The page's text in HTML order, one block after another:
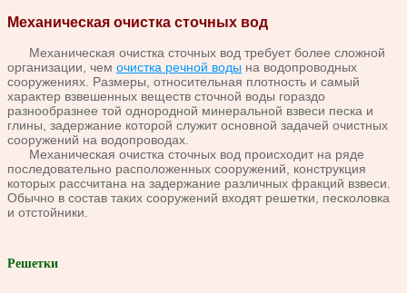
Механическая очистка сточных вод
Механическая очистка сточных вод требует более сложной
организации, чем очистка речной воды на водопроводных
сооружениях. Размеры, относительная плотность и самый
характер взвешенных веществ сточной воды гораздо
разнообразнее той однородной минеральной взвеси песка и
глины, задержание которой служит основной задачей очистных
сооружений на водопроводах.
Механическая очистка сточных вод происходит на ряде
последовательно расположенных сооружений, конструкция
которых рассчитана на задержание различных фракций взвеси.
Обычно в состав таких сооружений входят решетки, песколовка
и отстойники.
Решетки